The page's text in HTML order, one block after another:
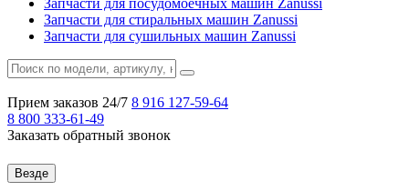
Запчасти для посудомоечных машин Zanussi
Запчасти для стиральных машин Zanussi
Запчасти для сушильных машин Zanussi
Прием заказов 24/7 8 916 127-59-64
8 800 333-61-49
Заказать обратный звонок
Везде